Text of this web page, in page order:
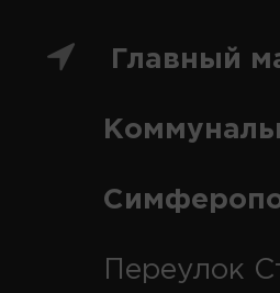
Главный
Переулок